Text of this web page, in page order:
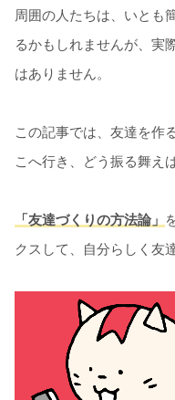
周囲の人たちは、いとも
るかもしれませんが、実
はありません。
この記事では、友達を作
こへ行き、どう振る舞え
「友達づくりの方法論」
クスして、自分らしく友